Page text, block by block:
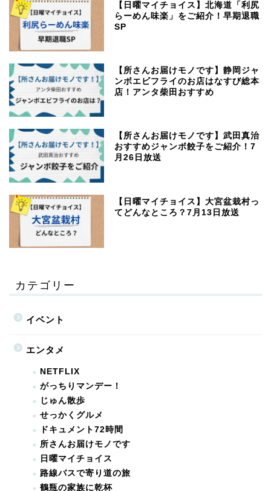
【日曜マイチョイス】北海道「利尻
らーめん味楽」をご紹介！早期退職
SP
【所さんお届けモノです】静岡ジャ
ンボエビフライのお店はなすび総本
店！アンタ柴田おすすめ
【所さんお届けモノです】武田真治
おすすめジャンボ餃子をご紹介！7
月26日放送
【日曜マイチョイス】大宮盆栽村っ
てどんなところ？7月13日放送
カテゴリー
イベント
エンタメ
NETFLIX
がっちりマンデー！
じゅん散歩
せっかくグルメ
ドキュメント72時間
所さんお届けモノです
日曜マイチョイス
路線バスで寄り道の旅
鶴瓶の家族に乾杯